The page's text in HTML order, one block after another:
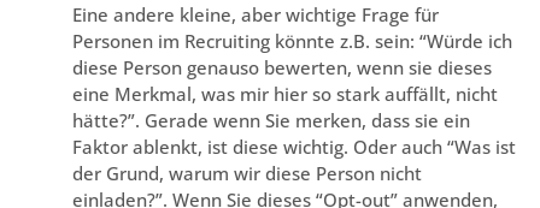
Eine andere kleine, aber wichtige Frage für
Personen im Recruiting könnte z.B. sein: “Würde ich
diese Person genauso bewerten, wenn sie dieses
eine Merkmal, was mir hier so stark auffällt, nicht
hätte?”. Gerade wenn Sie merken, dass sie ein
Faktor ablenkt, ist diese wichtig. Oder auch “Was ist
der Grund, warum wir diese Person nicht
einladen?”. Wenn Sie dieses “Opt-out” anwenden,